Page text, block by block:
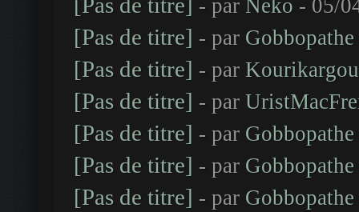
- par Neko - 05/
[Pas de titre] - par Gobbopathe
[Pas de titre] - par Kourikargou
[Pas de titre] - par
[Pas de titre] - par Gobbopathe
[Pas de titre] - par Gobbopathe
[Pas de titre] - par Gobbopathe